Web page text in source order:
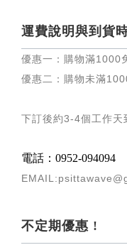
運費說明與到貨
優惠一：購物滿1000
優惠二：購物未滿
下訂後約3-4個工作天
電話：0952-094094
不定期優惠 !